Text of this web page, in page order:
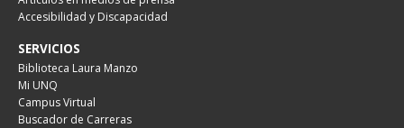
Accesibilidad y Discapacidad
SERVICIOS
Biblioteca Laura Manzo
Mi UNQ
Campus Virtual
Buscador de Carreras